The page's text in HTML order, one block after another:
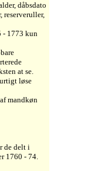
dåbsdato
reserveruller,
- 1773 kun
at se.
løse
mandkøn
de delt i
1760 - 74.